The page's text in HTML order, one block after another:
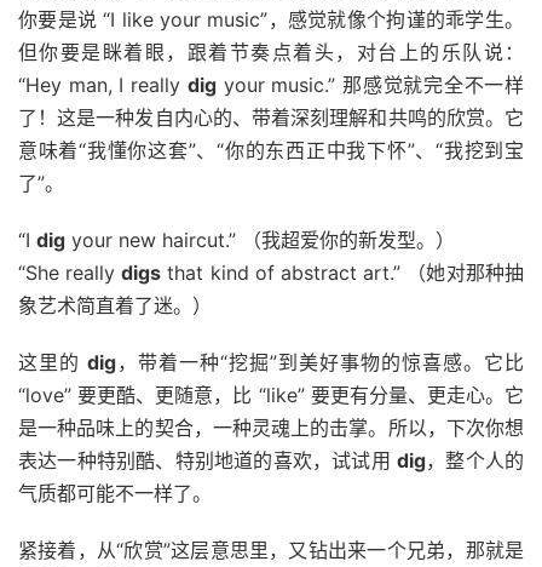
你要是说 “I like your music”，感觉就像个拘谨的乖学生。
但你要是眯着眼，跟着节奏点着头，对台上的乐队说：
“Hey man, I really digyour music.” 那感觉就完全不一样
了！这是一种发自内心的、带着深刻理解和共鸣的欣赏。它
意味着“我懂你这套”、“你的东西正中我下怀”、“我挖到宝
了”。
“I dig your new haircut.” （我超爱你的新发型。）
“She reallydigs that kind of abstract art.” （她对那种抽
象艺术简直着了迷。）
这里的 dig，带着一种“挖掘”到美好事物的惊喜感。它比
“love” 要更酷、更随意，比 “like” 要更有分量、更走心。它
是一种品味上的契合，一种灵魂上的击掌。所以，下次你想
表达一种特别酷、特别地道的喜欢，试试用 dig，整个人的
气质都可能不一样了。
紧接着，从“欣赏”这层意思里，又钻出来一个兄弟，那就是